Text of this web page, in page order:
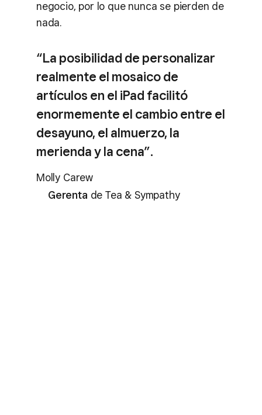
negocio, por lo que nunca se pierden de
nada.
“La posibilidad de personalizar
realmente el mosaico de
artículos en el iPad facilitó
enormemente el cambio entre el
desayuno, el almuerzo, la
merienda y la cena”.
Molly Carew
Gerenta de Tea & Sympathy